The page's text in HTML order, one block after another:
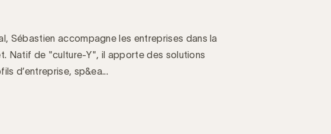
Sébastien accompagne les entreprises dans la
Natif de "culture-Y", il apporte des solutions
d’entreprise, sp&ea...